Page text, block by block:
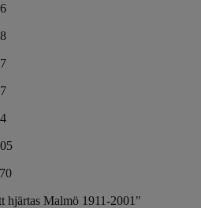
hjärtas Malmö 1911-2001"